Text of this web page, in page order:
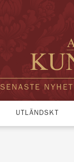
SENASTE
UTLÄNDSKT